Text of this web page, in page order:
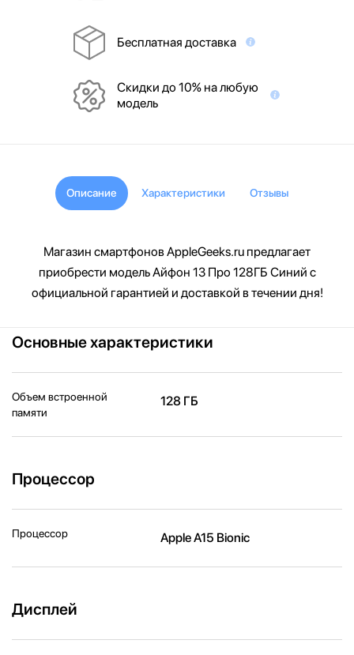
Бесплатная доставка
Скидки до 10% на любую
модель
Описание Характеристики Отзывы
Магазин смартфонов AppleGeeks.ru предлагает
приобрести модель Айфон 13 Про 128ГБ Синий с
официальной гарантией и доставкой в течении дня!
Основные характеристики
Объем встроенной
памяти
128 ГБ
Процессор
Процессор Apple A15 Bionic
Дисплей